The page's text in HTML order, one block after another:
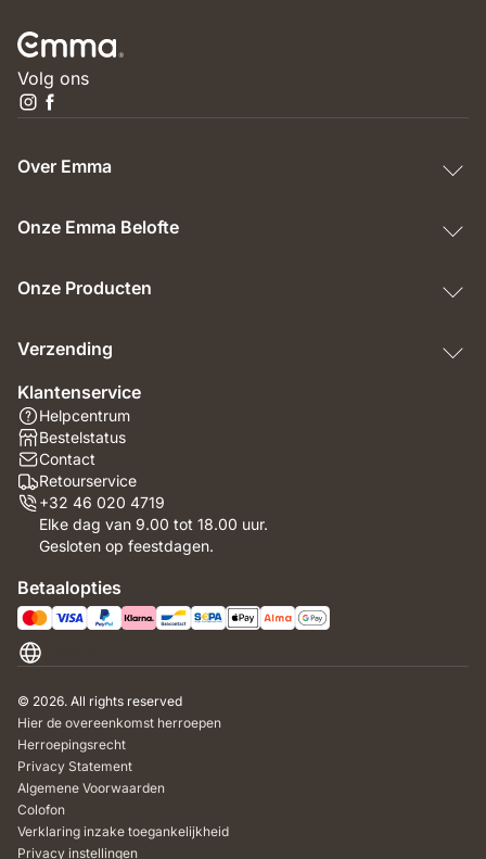
Volg ons
Over Emma
Onze Emma Belofte
Onze Producten
Verzending
Klantenservice
Helpcentrum
Bestelstatus
Contact
Retourservice
+32 46 020 4719
Elke dag van 9.00 tot 18.00 uur.
Gesloten op feestdagen.
Betaalopties
© 2026. All rights reserved
Hier de overeenkomst herroepen
Herroepingsrecht
Privacy Statement
Algemene Voorwaarden
Colofon
Verklaring inzake toegankelijkheid
Privacy instellingen